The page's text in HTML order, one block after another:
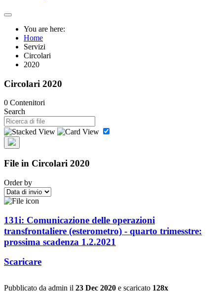
You are here:
Home
Servizi
Circolari
2020
Circolari 2020
0 Contenitori
Search
File in Circolari 2020
Order by
131i: Comunicazione delle operazioni
transfrontaliere (esterometro) - quarto trimesstre:
prossima scadenza 1.2.2021
Scaricare
Pubblicato da admin il 23 Dec 2020 e scaricato 128x